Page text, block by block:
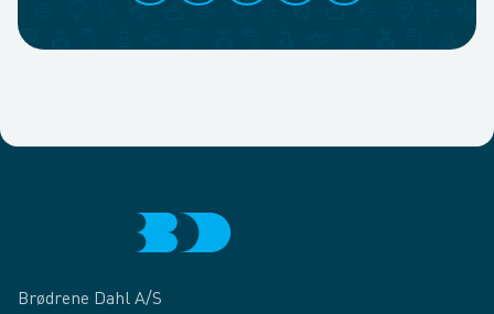
Brødrene Dahl A/S